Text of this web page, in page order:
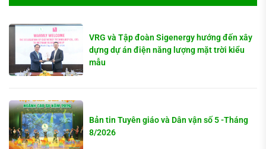
VRG và Tập đoàn Sigenergy hướng đến xây
dựng dự án điện năng lượng mặt trời kiểu
mẫu
Bản tin Tuyên giáo và Dân vận số 5 -Tháng
8/2026